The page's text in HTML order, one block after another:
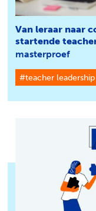
Van leraar naar
startende
masterproef
#teacher leadership